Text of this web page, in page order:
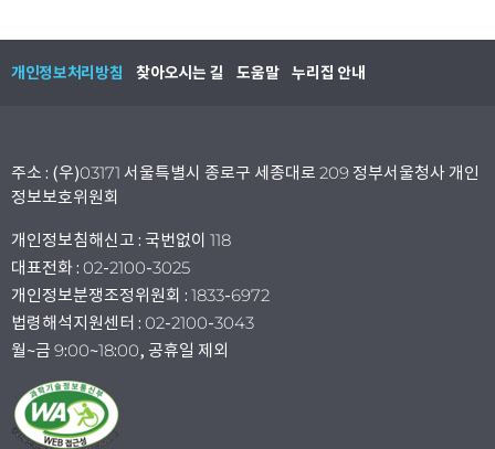
개인정보처리방침 찾아오시는 길 도움말 누리집 안내
주소 : (우)03171 서울특별시 종로구 세종대로 209 정부서울청사 개인
정보보호위원회
개인정보침해신고 : 국번없이 118
대표전화 : 02-2100-3025
개인정보분쟁조정위원회 : 1833-6972
법령해석지원센터 : 02-2100-3043
월~금 9:00~18:00, 공휴일 제외